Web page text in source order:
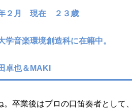
２月 現在 ２３歳
学音楽環境創造科に在籍中。
卓也＆MAKI
。卒業後はプロの口笛奏者として